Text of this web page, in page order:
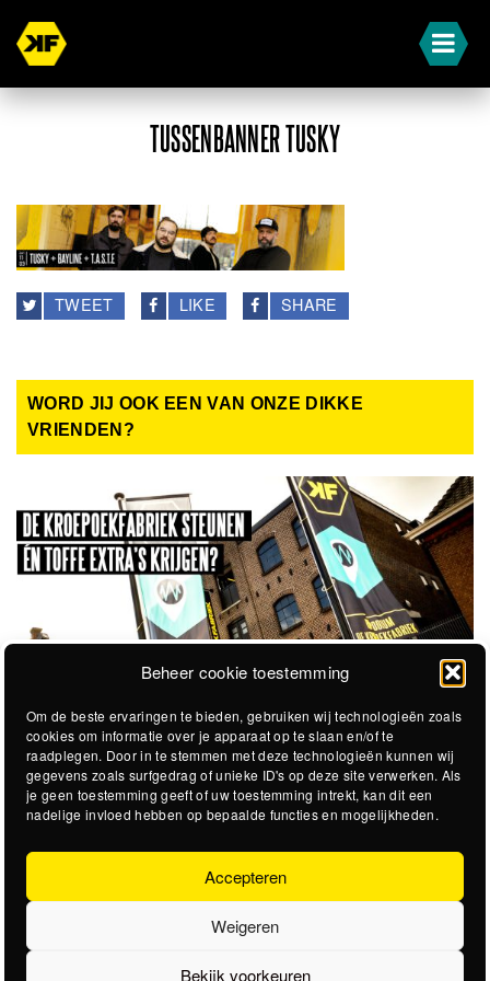
Beheer cookie toestemming
Om de beste ervaringen te bieden, gebruiken wij technologieën zoals
cookies om informatie over je apparaat op te slaan en/of te
raadplegen. Door in te stemmen met deze technologieën kunnen wij
gegevens zoals surfgedrag of unieke ID's op deze site verwerken. Als
je geen toestemming geeft of uw toestemming intrekt, kan dit een
nadelige invloed hebben op bepaalde functies en mogelijkheden.
Accepteren
Weigeren
Bekijk voorkeuren
TUSSENBANNER TUSKY
TWEET LIKE SHARE
WORD JIJ OOK EEN VAN ONZE DIKKE
VRIENDEN?